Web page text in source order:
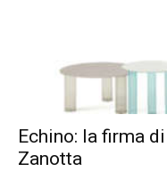
Echino: la firma
Zanotta